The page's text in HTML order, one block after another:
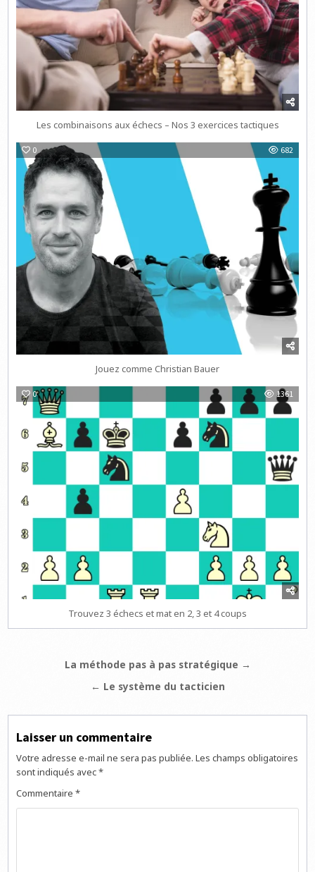
Les combinaisons aux échecs – Nos 3 exercices tactiques
0 682
Jouez comme Christian Bauer
0 1361
Trouvez 3 échecs et mat en 2, 3 et 4 coups
NavigationLa méthode pas à pas stratégique →
← Le système du tacticien
Laisser un commentaire
Votre adresse e-mail ne sera pas publiée. Les champs obligatoires
sont indiqués avec*
Commentaire*